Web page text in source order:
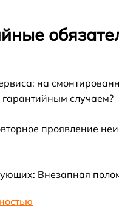
CityCoco X7
на
гарантийным случаем?
проявление
Внезапная